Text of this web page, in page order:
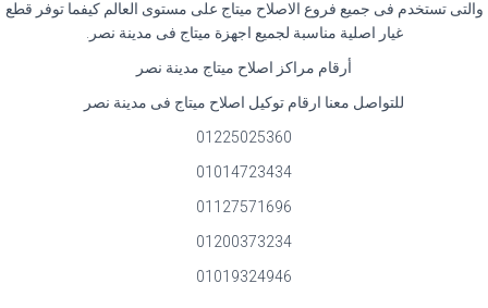
والتى تستخدم فى جميع فروع الاصلاح ميتاج على مستوى العالم كيفما توفر قطع
غيار اصلية مناسبة لجميع اجهزة ميتاج فى مدينة نصر.
أرقام مراكز اصلاح ميتاج مدينة نصر
للتواصل معنا ارقام توكيل اصلاح ميتاج فى مدينة نصر
01225025360
01014723434
01127571696
01200373234
01019324946